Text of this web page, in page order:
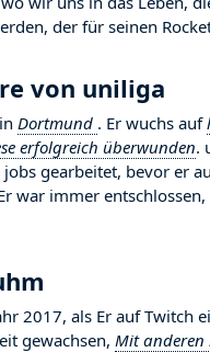
der für seinen
von uniliga
in Dortmund . Er wuchs auf
erfolgreich überwunden.
gearbeitet, bevor er
war immer
2017, als Er auf Twitch
gewachsen, Mit anderen